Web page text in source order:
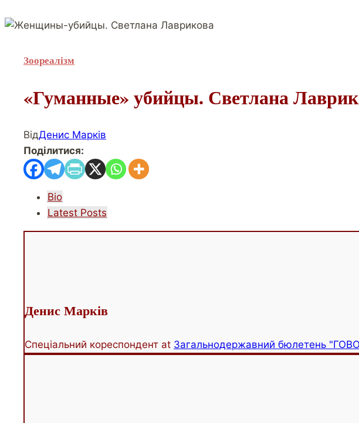
Зоореалізм
«Гуманные» убийцы. Светлана
ВідДенис Марків
Поділитися:
The
following
Bio
Latest Posts
Денис Марків
Спеціальний кореспондент at Загальнодержавний бюлетень